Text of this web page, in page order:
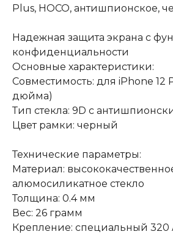
Plus, HOCO, антишпионское,
Надежная защита экрана с
конфиденциальности
Основные характеристики:
Совместимость: для iPhone 12
дюйма)
Тип стекла: 9D с
Цвет рамки: черный
Технические параметры:
Материал:
алюмосиликатное стекло
Толщина: 0.4 мм
Вес: 26 грамм
Крепление: специальный 320